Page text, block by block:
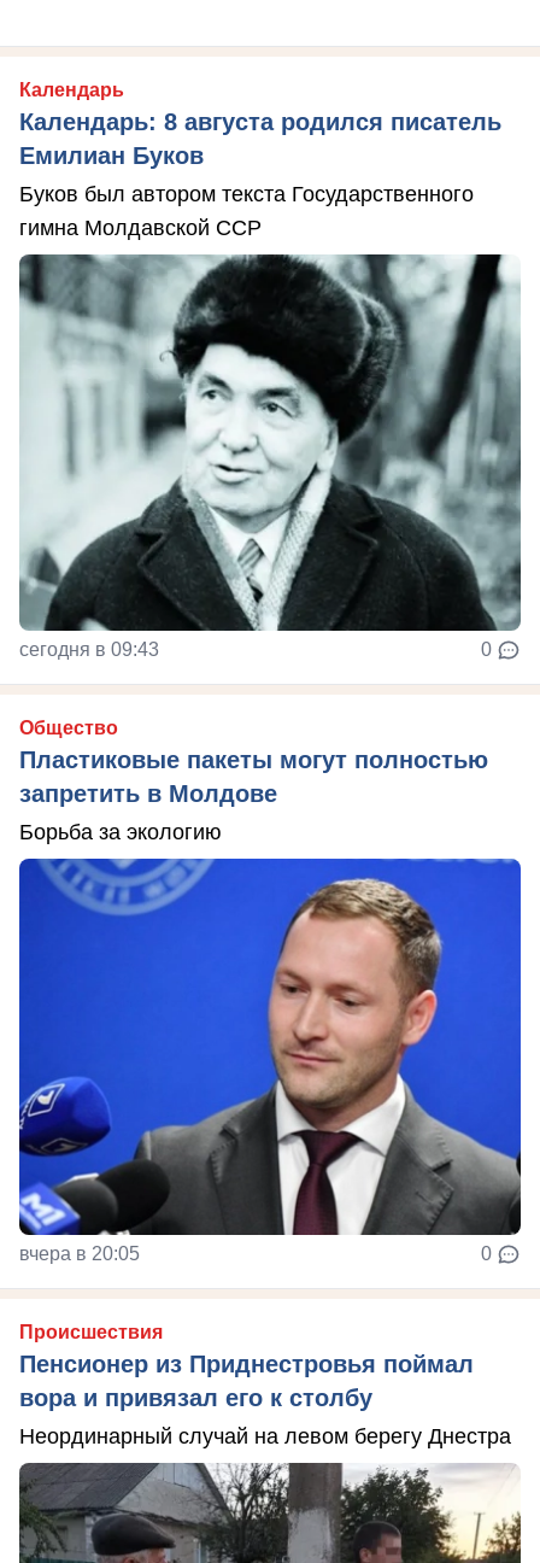
Календарь
Календарь: 8 августа родился писатель
Емилиан Буков
Буков был автором текста Государственного
гимна Молдавской ССР
сегодня в 09:43 0
Общество
Пластиковые пакеты могут полностью
запретить в Молдове
Борьба за экологию
вчера в 20:05 0
Происшествия
Пенсионер из Приднестровья поймал
вора и привязал его к столбу
Неординарный случай на левом берегу Днестра